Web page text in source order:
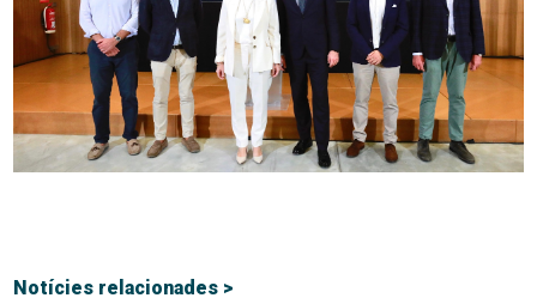
Notícies relacionades >